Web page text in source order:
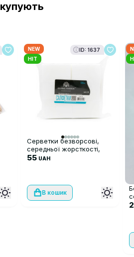
NEW
HIT
ID: 1637
Серветки безворсові,
середньої жорсткості,
500 шт
55 UAH
В кошик